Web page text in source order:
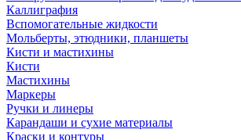
Каллиграфия
Вспомогательные жидкости
Мольберты, этюдники, планшеты
Кисти и мастихины
Кисти
Мастихины
Маркеры
Ручки и линеры
Карандаши и сухие материалы
Краски и контуры